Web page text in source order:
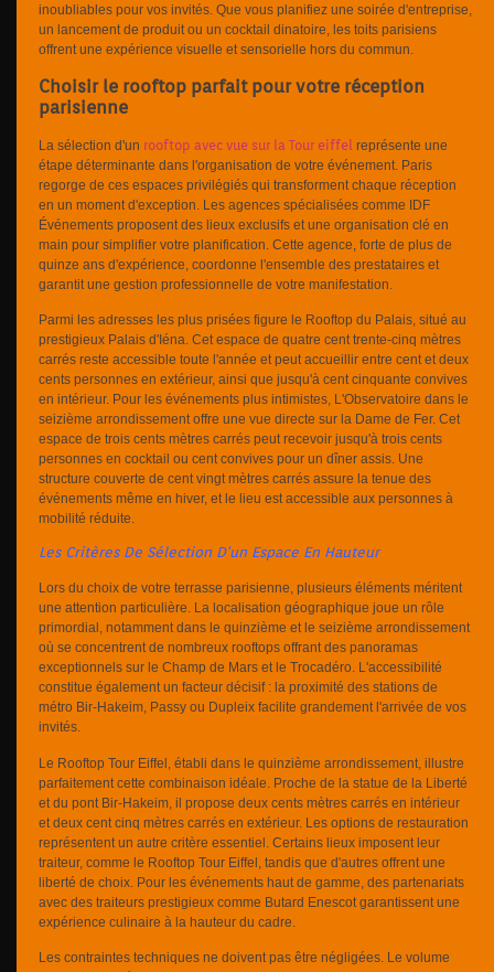
inoubliables pour vos invités. Que vous planifiez une soirée d'entreprise,
un lancement de produit ou un cocktail dinatoire, les toits parisiens
offrent une expérience visuelle et sensorielle hors du commun.
Choisir le rooftop parfait pour votre réception
parisienne
La sélection d'un rooftop avec vue sur la Tour eiffel représente une
étape déterminante dans l'organisation de votre événement. Paris
regorge de ces espaces privilégiés qui transforment chaque réception
en un moment d'exception. Les agences spécialisées comme IDF
Événements proposent des lieux exclusifs et une organisation clé en
main pour simplifier votre planification. Cette agence, forte de plus de
quinze ans d'expérience, coordonne l'ensemble des prestataires et
garantit une gestion professionnelle de votre manifestation.
Parmi les adresses les plus prisées figure le Rooftop du Palais, situé au
prestigieux Palais d'Iéna. Cet espace de quatre cent trente-cinq mètres
carrés reste accessible toute l'année et peut accueillir entre cent et deux
cents personnes en extérieur, ainsi que jusqu'à cent cinquante convives
en intérieur. Pour les événements plus intimistes, L'Observatoire dans le
seizième arrondissement offre une vue directe sur la Dame de Fer. Cet
espace de trois cents mètres carrés peut recevoir jusqu'à trois cents
personnes en cocktail ou cent convives pour un dîner assis. Une
structure couverte de cent vingt mètres carrés assure la tenue des
événements même en hiver, et le lieu est accessible aux personnes à
mobilité réduite.
Les Critères De Sélection D'un Espace En Hauteur
Lors du choix de votre terrasse parisienne, plusieurs éléments méritent
une attention particulière. La localisation géographique joue un rôle
primordial, notamment dans le quinzième et le seizième arrondissement
où se concentrent de nombreux rooftops offrant des panoramas
exceptionnels sur le Champ de Mars et le Trocadéro. L'accessibilité
constitue également un facteur décisif : la proximité des stations de
métro Bir-Hakeim, Passy ou Dupleix facilite grandement l'arrivée de vos
invités.
Le Rooftop Tour Eiffel, établi dans le quinzième arrondissement, illustre
parfaitement cette combinaison idéale. Proche de la statue de la Liberté
et du pont Bir-Hakeim, il propose deux cents mètres carrés en intérieur
et deux cent cinq mètres carrés en extérieur. Les options de restauration
représentent un autre critère essentiel. Certains lieux imposent leur
traiteur, comme le Rooftop Tour Eiffel, tandis que d'autres offrent une
liberté de choix. Pour les événements haut de gamme, des partenariats
avec des traiteurs prestigieux comme Butard Enescot garantissent une
expérience culinaire à la hauteur du cadre.
Les contraintes techniques ne doivent pas être négligées. Le volume